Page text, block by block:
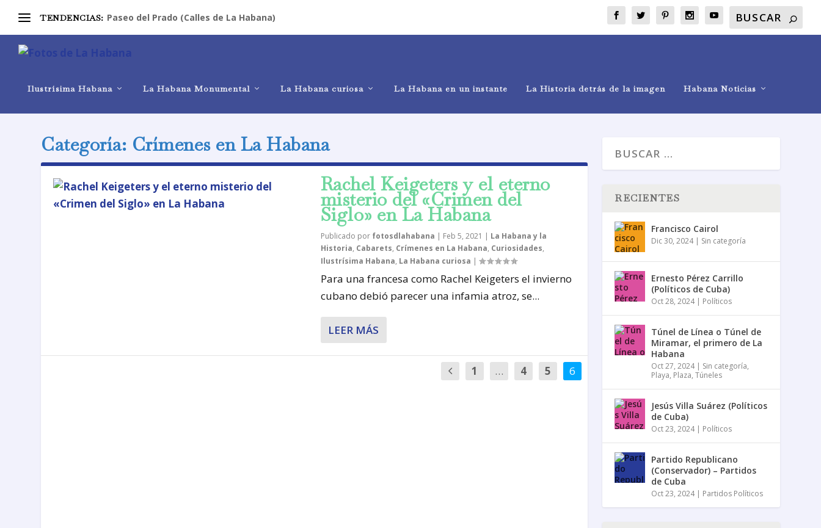
TENDENCIAS: Paseo del Prado (Calles de La Habana)
Ilustrísima Habana La Habana Monumental La Habana curiosa La Habana en un instante La Historia detrás de la imagen Habana Noticias
Categoría: Crímenes en La Habana
Rachel Keigeters y el eterno
misterio del «Crimen del
Siglo» en La Habana
Publicado por fotosdlahabana | Feb 5, 2021 | La Habana y la
Historia, Cabarets, Crímenes en La Habana, Curiosidades,
Ilustrísima Habana, La Habana curiosa |
Para una francesa como Rachel Keigeters el invierno
cubano debió parecer una infamia atroz, se...
LEER MÁS
1 … 4 5 6
RECIENTES
Francisco Cairol
Dic 30, 2024| Sin categoría
Ernesto Pérez Carrillo
(Políticos de Cuba)
Oct 28, 2024| Políticos
Túnel de Línea o Túnel de
Miramar, el primero de La
Habana
Oct 27, 2024| Sin categoría,
Playa, Plaza,Túneles
Jesús Villa Suárez (Políticos
de Cuba)
Oct 23, 2024| Políticos
Partido Republicano
(Conservador) – Partidos
de Cuba
Oct 23, 2024| Partidos Políticos